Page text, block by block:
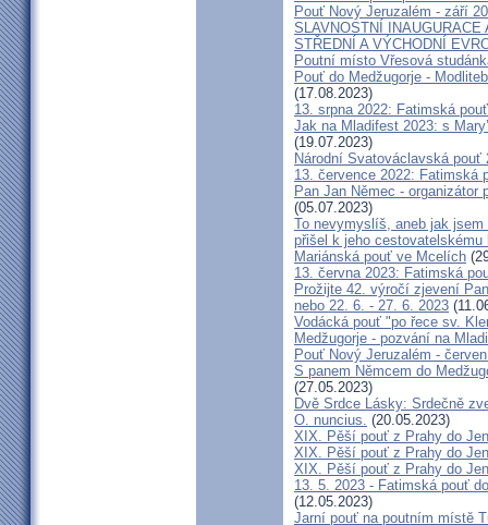
Pouť Nový Jeruzalém - září
SLAVNOSTNÍ
STŘEDNÍ A VÝCHODNÍ
Poutní místo Vřesová
Pouť do Medžugorje -
(17.08.2023)
13. srpna 2022: Fatimská
Jak na Mladifest 2023: s
(19.07.2023)
Národní Svatováclavská pouť
13. července 2022: Fatimská
Pan Jan Němec -
(05.07.2023)
To nevymyslíš, aneb jak
přišel k jeho cestovatelskému
Mariánská pouť ve Mcelích
13. června 2023: Fatimská
Prožijte 42. výročí zjevení
nebo 22. 6. - 27. 6. 2023
Vodácká pouť "po řece sv.
Medžugorje - pozvání na
Pouť Nový Jeruzalém -
S panem Němcem do
(27.05.2023)
Dvě Srdce Lásky: Srdečně
O. nuncius. (20.05.2023)
XIX. Pěší pouť z Prahy do
XIX. Pěší pouť z Prahy do
XIX. Pěší pouť z Prahy do
13. 5. 2023 - Fatimská pouť
(12.05.2023)
Jarní pouť na poutním místě